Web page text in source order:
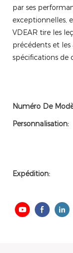
par ses
exceptionnelles,
VDEAR tire les
précédents et
spécifications de
Numéro De
Personnalisation:
Expédition: